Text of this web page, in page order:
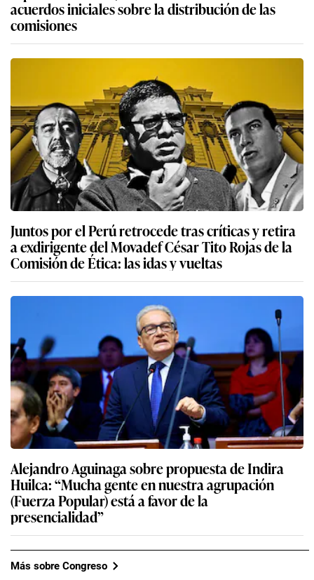
acuerdos iniciales sobre la distribución de las
comisiones
Juntos por el Perú retrocede tras críticas y retira
a exdirigente del Movadef César Tito Rojas de la
Comisión de Ética: las idas y vueltas
Alejandro Aguinaga sobre propuesta de Indira
Huilca: “Mucha gente en nuestra agrupación
(Fuerza Popular) está a favor de la
presencialidad”
Más sobre Congreso